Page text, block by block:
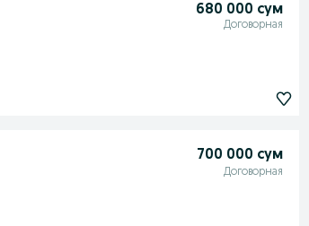
680 000 сум
Договорная
700 000 сум
Договорная